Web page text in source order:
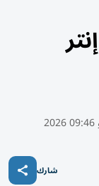
شارك